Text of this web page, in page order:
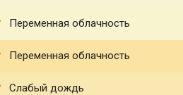
Переменная облачность
Переменная облачность
Слабый дождь